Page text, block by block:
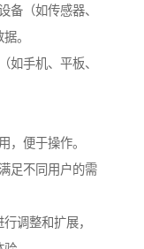
（如传感器、
。
手机、平板、
便于操作。
足不同用户的需
调整和扩展，